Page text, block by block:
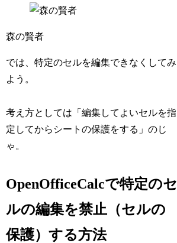
森の賢者
では、特定のセルを編集できなくしてみ
よう。
考え方としては「編集してよいセルを指
定してからシートの保護をする」のじ
ゃ。
OpenOfficeCalcで特定のセ
ルの編集を禁止（セルの
保護）する方法